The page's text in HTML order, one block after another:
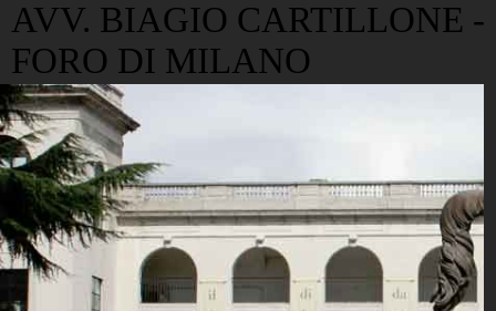
AVV. BIAGIO CARTILLONE -
FORO DI MILANO